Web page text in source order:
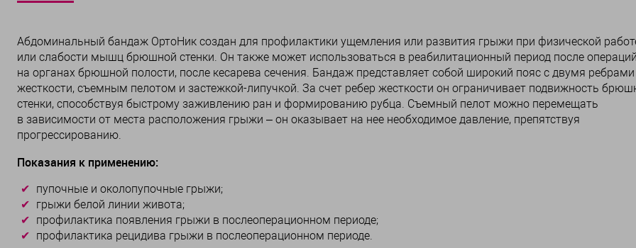
Абдоминальный бандаж ОртоНик создан для профилактики ущемления или развития грыжи при физической
или слабости мышц брюшной стенки. Он также может использоваться в реабилитационный период после
на органах брюшной полости, после кесарева сечения. Бандаж представляет собой широкий пояс с двумя ребрами
жесткости, съемным пелотом и застежкой-липучкой. За счет ребер жесткости он ограничивает подвижность
стенки, способствуя быстрому заживлению ран и формированию рубца. Съемный пелот можно перемещать
в зависимости от места расположения грыжи – он оказывает на нее необходимое давление, препятствуя
прогрессированию.
Показания к применению:
пупочные и околопупочные грыжи;
грыжи белой линии живота;
профилактика появления грыжи в послеоперационном периоде;
профилактика рецидива грыжи в послеоперационном периоде.